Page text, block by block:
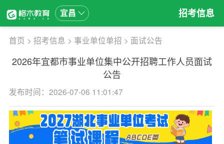
宜昌 招考信息
首页 > 招考信息 > 事业单位单招 > 面试公告
2026年宜都市事业单位集中公开招聘工作人员面试
公告
发布时间：2026-07-06 11:01:47